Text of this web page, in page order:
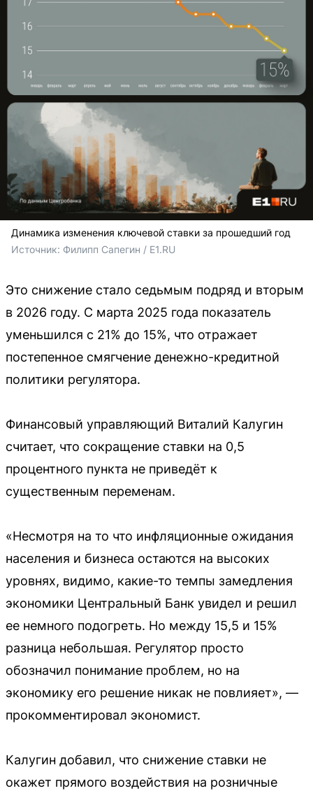
Динамика изменения ключевой ставки за прошедший год
Источник: Филипп Сапегин / E1.RU
Это снижение стало седьмым подряд и вторым
в 2026 году. С марта 2025 года показатель
уменьшился с 21% до 15%, что отражает
постепенное смягчение денежно-кредитной
политики регулятора.
Финансовый управляющий Виталий Калугин
считает, что сокращение ставки на 0,5
процентного пункта не приведёт к
существенным переменам.
«Несмотря на то что инфляционные ожидания
населения и бизнеса остаются на высоких
уровнях, видимо, какие-то темпы замедления
экономики Центральный Банк увидел и решил
ее немного подогреть. Но между 15,5 и 15%
разница небольшая. Регулятор просто
обозначил понимание проблем, но на
экономику его решение никак не повлияет», —
прокомментировал экономист.
Калугин добавил, что снижение ставки не
окажет прямого воздействия на розничные